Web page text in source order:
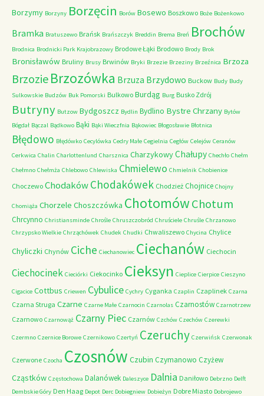
Borzymy Borzyny Borzęcin Borów Bosewo Boszkowo Boże Bożenkowo
Bramka Bratuszewo Brańsk Brańszczyk Breddin Brema Breń Brochów
Brodnica Brodnicki Park Krajobrazowy Brodowe Łąki Brodowo Brody Brok
Bronisławów Bruliny Brusy Brwinów Bryki Brzezie Brzeziny Brzeźnica Brzoza
Brzozie Brzozówka Brzuza Brzydowo Buckow Budy Budy
Sulkowskie Budzów Buk Pomorski Bulkowo Burdąg Burg Busko Zdrój
Butryny Butzow Bydgoszcz Bydlin Bydlino Bystre Chrzany Bytów
Bógdał Bączal Bądkowo Bąki Bąki Wieczfnia Bąkowiec Błogosławie Błotnica
Błędowo Błędówko Cecylówka Cedry Małe Cegielnia Cegłów Celejów Ceranów
Cerkwica Chalin Charlottenlund Charsznica CharzykowyChałupy Chechło Chełm
Chełmno Chełmża Chlebowo Chlewiska Chmielewo Chmielnik Chobienice
Choczewo ChodakówChodakówek Chodzież Chojnice Chojny
Chomiąża Chorzele Choszczówka ChotomówChotum
Chrcynno Christiansminde Chrośle Chruszczobród Chruściele Chruśle Chrzanowo
Chrzypsko Wielkie Chrząchówek Chudek Chudki Chwaliszewo Chycina Chylice
Chyliczki Chynów Ciche Ciechanowiec Ciechanów Ciechocin
Ciechocinek Cieciórki Ciekocinko Cieksyn Cieplice Cierpice Cieszyno
Cigacice Cottbus Criewen Cybulice Cychry Cyganka Czaplin Czaplinek Czarna
Czarna Struga Czarne Czarne Małe Czarnocin Czarnolas Czarnostów Czarnotrzew
Czarnowo Czarnowąż Czarny Piec Czarnów Czchów Czechów Czerewki
Czermno Czernice Borowe Czernikowo Czertyń Czeruchy Czerwińsk Czerwonak
Czerwone Czocha Czosnów Czubin Czymanowo Czyżew
Cząstków Częstochowa Dalanówek Daleszyce Dalnia Daniłowo Debrzno Delft
Dembskie Góry Den Haag Depot Derc Dobiegniew Dobieżyn Dobre Miasto Dobrojewo